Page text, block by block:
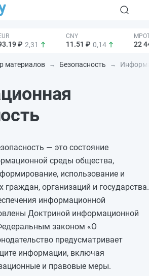
₽ 2,31 11.51 ₽ 0,14 22
материалов Безопасность
— это состояние
среды общества,
использование и
граждан, организаций и государства.
информационной
Доктриной информационной
законом «О
предусматривает
информации, включая
и правовые меры.